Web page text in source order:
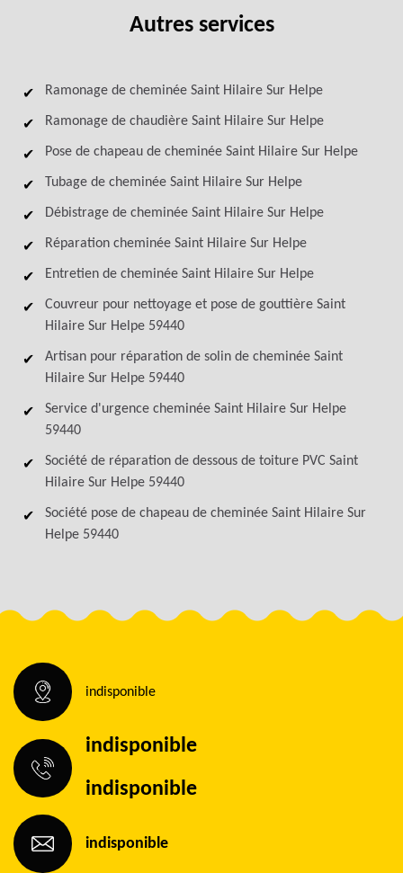
Autres services
Ramonage de cheminée Saint Hilaire Sur Helpe
Ramonage de chaudière Saint Hilaire Sur Helpe
Pose de chapeau de cheminée Saint Hilaire Sur Helpe
Tubage de cheminée Saint Hilaire Sur Helpe
Débistrage de cheminée Saint Hilaire Sur Helpe
Réparation cheminée Saint Hilaire Sur Helpe
Entretien de cheminée Saint Hilaire Sur Helpe
Couvreur pour nettoyage et pose de gouttière Saint
Hilaire Sur Helpe 59440
Artisan pour réparation de solin de cheminée Saint
Hilaire Sur Helpe 59440
Service d'urgence cheminée Saint Hilaire Sur Helpe
59440
Société de réparation de dessous de toiture PVC Saint
Hilaire Sur Helpe 59440
Société pose de chapeau de cheminée Saint Hilaire Sur
Helpe 59440
indisponible
indisponible
indisponible
indisponible